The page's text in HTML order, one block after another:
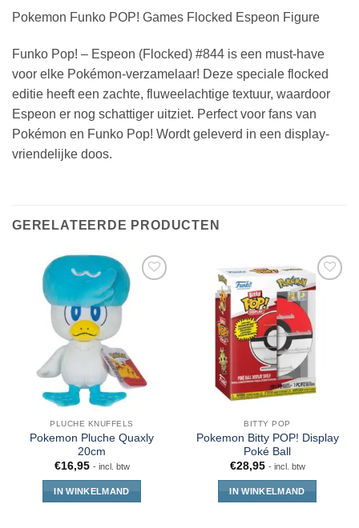
Pokemon Funko POP! Games Flocked Espeon Figure
Funko Pop! – Espeon (Flocked) #844 is een must-have
voor elke Pokémon-verzamelaar! Deze speciale flocked
editie heeft een zachte, fluweelachtige textuur, waardoor
Espeon er nog schattiger uitziet. Perfect voor fans van
Pokémon en Funko Pop! Wordt geleverd in een display-
vriendelijke doos.
GERELATEERDE PRODUCTEN
PLUCHE KNUFFELS
Pokemon Pluche Quaxly
20cm
€16,95 - incl. btw
IN WINKELMAND
BITTY POP
Pokemon Bitty POP! Display
Poké Ball
€28,95 - incl. btw
IN WINKELMAND